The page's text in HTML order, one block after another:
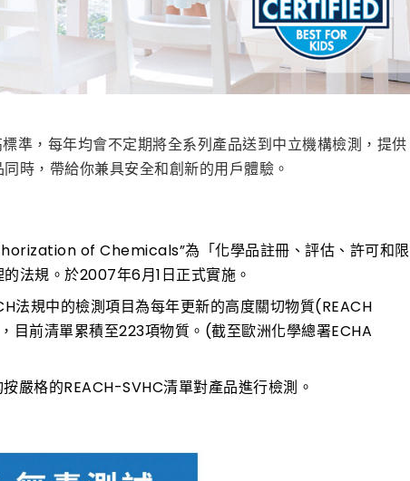
準，每年均會不定期將全系列產品送到中立機構檢測，提供
時，帶給你兼具安全和創新的用戶體驗。
of Chemicals”為「化學品註冊、評估、許可和限
法規。於2007年6月1日正式實施。
法規中的檢測項目為每年更新的高度關切物質(REACH
前清單累積至223項物質。(截至歐洲化學總署ECHA
嚴格的REACH-SVHC清單對產品進行檢測。